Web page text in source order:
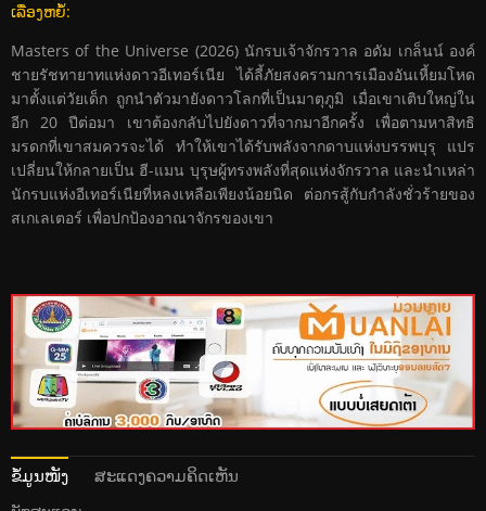
ເລື່ອງຫຍໍ້:
Masters of the Universe (2026) นักรบเจ้าจักรวาล อดัม เกล็นน์ องค์
ชายรัชทายาทแห่งดาวอีเทอร์เนีย ได้ลี้ภัยสงครามการเมืองอันเหี้ยมโหด
มาตั้งแต่วัยเด็ก ถูกนำตัวมายังดาวโลกที่เป็นมาตุภูมิ เมื่อเขาเติบใหญ่ใน
อีก 20 ปีต่อมา เขาต้องกลับไปยังดาวที่จากมาอีกครั้ง เพื่อตามหาสิทธิ
มรดกที่เขาสมควรจะได้ ทำให้เขาได้รับพลังจากดาบแห่งบรรพบุรุ แปร
เปลี่ยนให้กลายเป็น ฮี-แมน บุรุษผู้ทรงพลังที่สุดแห่งจักรวาล และนำเหล่า
นักรบแห่งอีเทอร์เนียที่หลงเหลือเพียงน้อยนิด ต่อกรสู้กับกำลังชั่วร้ายของ
สเกเลเตอร์ เพื่อปกป้องอาณาจักรของเขา
ຂໍ້ມູນໜັງ ສະແດງຄວາມຄິດເຫັນ